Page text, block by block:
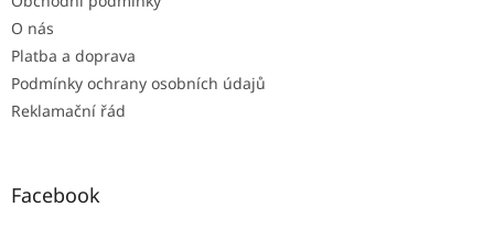
O nás
Platba a doprava
Podmínky ochrany osobních údajů
Reklamační řád
Facebook